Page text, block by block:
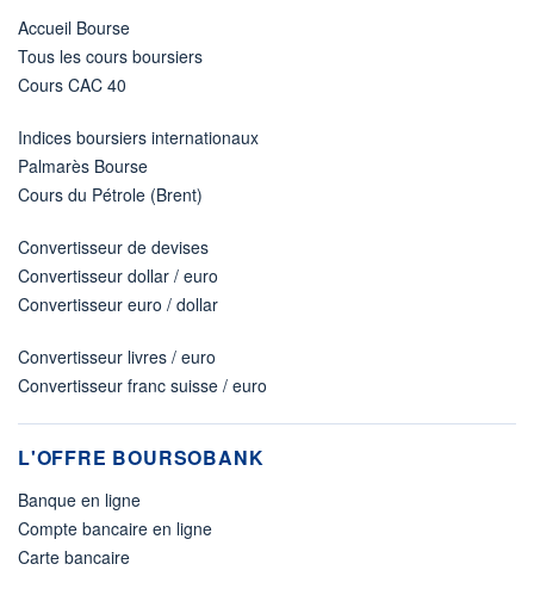
Accueil Bourse
Tous les cours boursiers
Cours CAC 40
Indices boursiers internationaux
Palmarès Bourse
Cours du Pétrole (Brent)
Convertisseur de devises
Convertisseur dollar / euro
Convertisseur euro / dollar
Convertisseur livres / euro
Convertisseur franc suisse / euro
L'OFFRE BOURSOBANK
Banque en ligne
Compte bancaire en ligne
Carte bancaire